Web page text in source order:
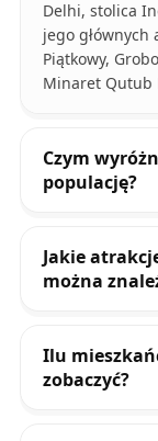
Delhi, stolica
jego
Piątkowy,
Minaret Qutub
Czym
populację?
Jakie
można
Ilu
zobaczyć?